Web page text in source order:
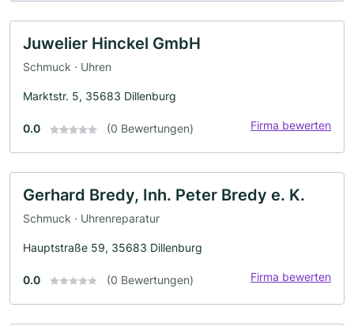
Juwelier Hinckel GmbH
Schmuck · Uhren
Marktstr. 5, 35683 Dillenburg
0.0 (0 Bewertungen) Firma bewerten
Gerhard Bredy, Inh. Peter Bredy e. K.
Schmuck · Uhrenreparatur
Hauptstraße 59, 35683 Dillenburg
0.0 (0 Bewertungen) Firma bewerten